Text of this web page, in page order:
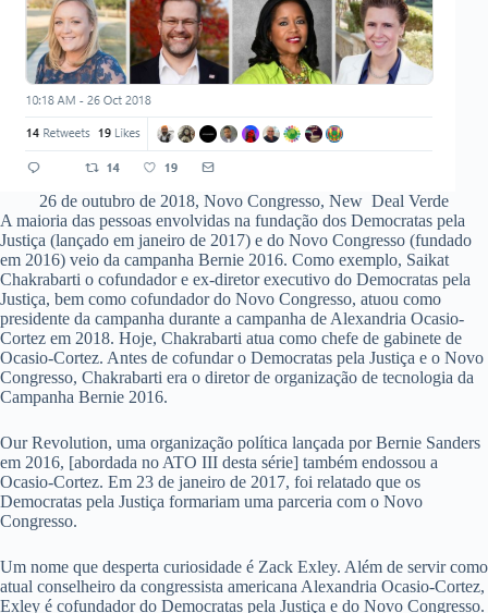
26 de outubro de 2018, Novo Congresso, New Deal Verde
A maioria das pessoas envolvidas na fundação dos Democratas pela
Justiça (lançado em janeiro de 2017) e do Novo Congresso (fundado
em 2016) veio da campanha Bernie 2016. Como exemplo, Saikat
Chakrabarti o cofundador e ex-diretor executivo do Democratas pela
Justiça, bem como cofundador do Novo Congresso, atuou como
presidente da campanha durante a campanha de Alexandria Ocasio-
Cortez em 2018. Hoje, Chakrabarti atua como chefe de gabinete de
Ocasio-Cortez. Antes de cofundar o Democratas pela Justiça e o Novo
Congresso, Chakrabarti era o diretor de organização de tecnologia da
Campanha Bernie 2016.
Our Revolution, uma organização política lançada por Bernie Sanders
em 2016, [abordada no ATO III desta série] também endossou a
Ocasio-Cortez. Em 23 de janeiro de 2017, foi relatado que os
Democratas pela Justiça formariam uma parceria com o Novo
Congresso.
Um nome que desperta curiosidade é Zack Exley. Além de servir como
atual conselheiro da congressista americana Alexandria Ocasio-Cortez,
Exley é cofundador do Democratas pela Justiça e do Novo Congresso.